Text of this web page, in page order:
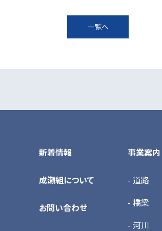
一覧へ
新着情報
成瀬組について
お問い合わせ
事業案内
- 道路
- 橋梁
- 河川